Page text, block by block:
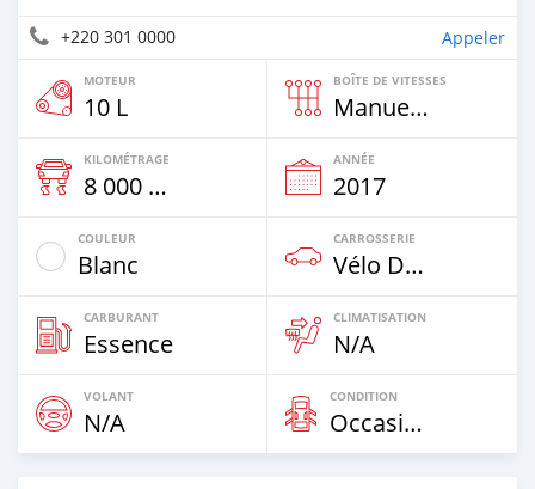
+220 301 0000 Appeler
MOTEUR
10 L
BOÎTE DE VITESSES
Manuelle
KILOMÉTRAGE
8 000 Km
ANNÉE
2017
COULEUR
Blanc
CARROSSERIE
Vélo De Sport
CARBURANT
Essence
CLIMATISATION
N/A
VOLANT
N/A
CONDITION
Occasion